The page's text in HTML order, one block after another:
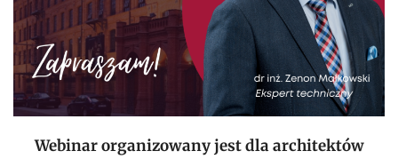
Webinar organizowany jest dla architektów